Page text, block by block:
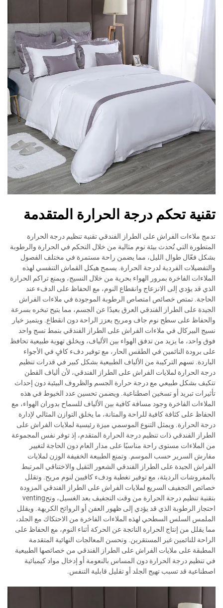
تقنية تحكم درجة الحرارة المتقدمة
تدمج ملاءات الفراش على الطراز الفندقي تقنية تنظيم درجة الحرارة
المتطورة التي تُحدث بيئة نوم مثالية من خلال التحكم في الحرارة والرطوبة
بشكل فعّال طوال الليل، مما يضمن راحة مستمرة في مختلف الفصول
والتفضيلات الفردية لدرجة الحرارة. يسمح هيكل القماش التنفسي لهذه
الملاءات الفاخرة بمرور الهواء بحرية من خلال النسيج، ويمنع تراكم الحرارة
الذي قد يؤدي إلى الانزعاج وانقطاع النوم، مع الحفاظ على الدفء عند
الحاجة. تمتص خصائص امتصاص الرطوبة الموجودة في ملاءات الفراش
الجيدة على الطراز الفندقي العرق بعيدًا عن الجسم، مما يتيح تبخره بسرعة
والحفاظ على سطح نوم جاف ومريح يعزز الراحة دون انقطاع. ويتميز خيار
نسيج البيركال في ملاءات الفراش على الطراز الفندقي بنمط نسج واحد
فوق واحد، ما يزيد من تدفق الهواء بين الألياف، ويخلق تهوية طبيعية تحافظ
على برودة النائمين في الطقس الحار، مع توفير دفء كافٍ في الأجواء
الباردة. تسهم التركيبة من الألياف الطبيعية بشكل كبير في قدرات تنظيم
درجة الحرارة لملايات الفراش على الطراز الفندقي، لأن ألياف القطن
تتكيف بشكل طبيعي مع درجة حرارة الجسم والظروف البيئية دون إحداث
تأثيرات تبريد أو تسخين اصطناعية. ويضمن تحسين عدد الخيوط في هذه
الملاءات الفاخرة وجود مسافة كافية بين الألياف للسماح بدوران الهواء، مع
الحفاظ على كثافة كافية للراحة والمتانة، ما يخلق التوازن المثالي لإدارة
درجة الحرارة. ويمثل التنوع الموسمي ميزة رئيسية لملايات الفراش على
الطراز الفندقي ذات تنظيم درجة الحرارة المتقدم، إذ توفر نفس المجموعة
من الملاءات مستوى راحة مناسبًا على مدار العام دون الحاجة لتغيير
مفارش السرير حسب الموسم. وتمنع الطبيعة الخفيفة الوزن لملايات
الفراش الجيدة على الطراز الفندقي الشعور الثقيل والاختناقي المرتبط
بالمفروشات الرديئة، مع توفير تغطية ودفء كافيين لنوم مريح. وتقلل
خصائص التجفيف السريع لملايات الفراش على الطراز الفندقي المزودة
بتقنية تنظيم درجة الحرارة من وقت التجفيف بعد الغسيل، وتحventing
احتجاز الرطوبة الذي قد يؤدي إلى ظهور العفن أو الروائح الكريهة. ويقلل
الملمس السلس السطحي لهذه الملاءات الفاخرة من الاحتكاك مع الجلد،
مما يقلل من إنتاج الحرارة الناتجة عن الحركة أثناء النوم، مع الحفاظ على
الراحة للنائمين غير المستقرين. وتحسن المعالجات النهائية المتقدمة
المطبقة على ملايات الفراش على الطراز الفندقي من خصائصها الطبيعية
في تنظيم درجة الحرارة دون المساس بالنعومة أو إدخال مواد كيميائية
اصطناعية قد تسبب تهيج الجلد أو تقليل قابلية التنفس.